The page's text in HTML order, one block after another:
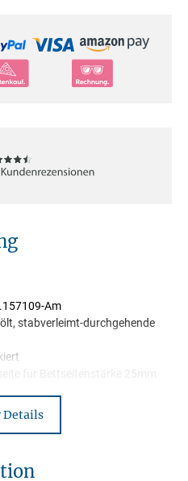
Am
stabverleimt-durchgehende
Details